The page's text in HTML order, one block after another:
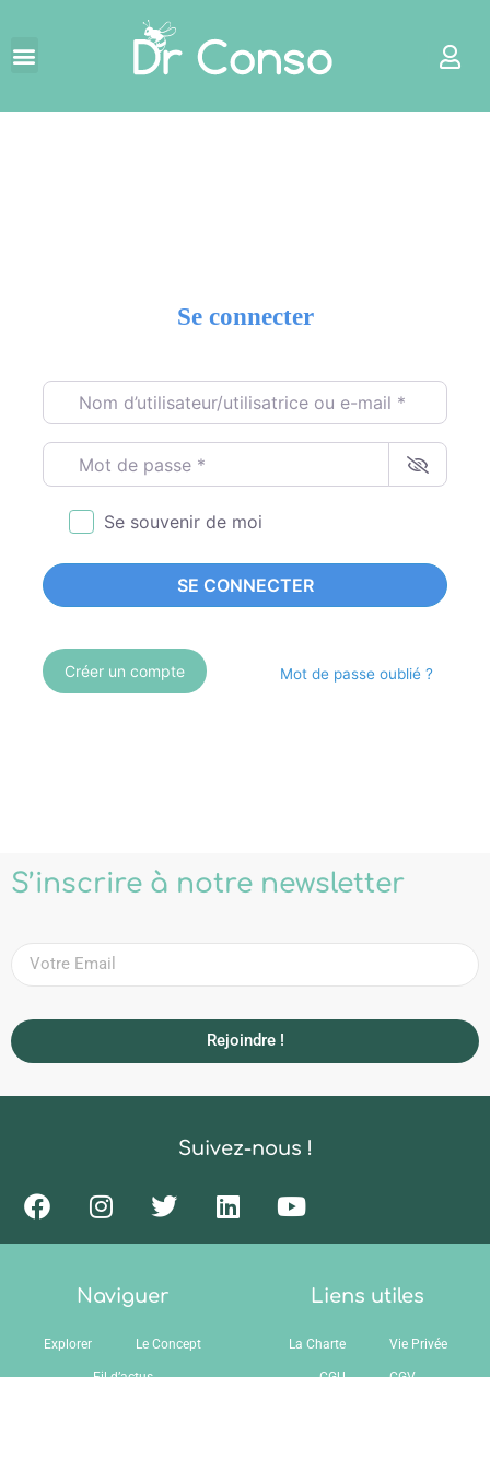
Se connecter
Nom d’utilisateur/utilisatrice ou e-mail*
Mot de passe*
Se souvenir de moi
SE CONNECTER
Créer un compte Mot de passe oublié ?
S’inscrire à notre newsletter
Rejoindre !
Suivez-nous !
Naviguer
Explorer Le Concept
Fil d’actus
Liens utiles
La Charte Vie Privée
CGU CGV